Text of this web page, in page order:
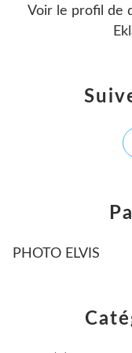
PHOTO ELVIS
Voir le profil de